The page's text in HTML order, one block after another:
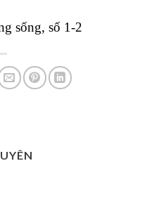
sống, số 1-2